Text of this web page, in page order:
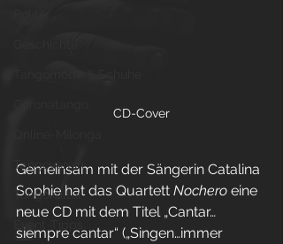
Tangoverein
Tangokultur
Event-Tipps
CD-Cover
Gemeinsam mit der Sängerin Catalina
Sophie hat das Quartett Nochero eine
neue CD mit dem Titel „Cantar…
siempre cantar“ („Singen…immer